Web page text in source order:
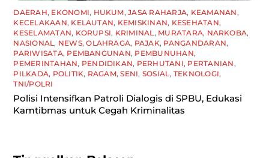
DAERAH, EKONOMI, HUKUM,JASA RAHARJA, KEAMANAN,
KECELAKAAN, KELAUTAN, KEMISKINAN, KESEHATAN,
KESELAMATAN, KORUPSI, KRIMINAL, MURATARA, NARKOBA,
NASIONAL, NEWS,OLAHRAGA, PAJAK, PANGANDARAN,
PARIWISATA, PEMBANGUNAN, PEMBUNUHAN,
PEMERINTAHAN, PENDIDIKAN, PERHUTANI, PERTANIAN,
PILKADA, POLITIK, RAGAM,SENI, SOSIAL, TEKNOLOGI,
TNI/POLRI
Polisi Intensifkan Patroli Dialogis di SPBU, Edukasi
Kamtibmas untuk Cegah Kriminalitas